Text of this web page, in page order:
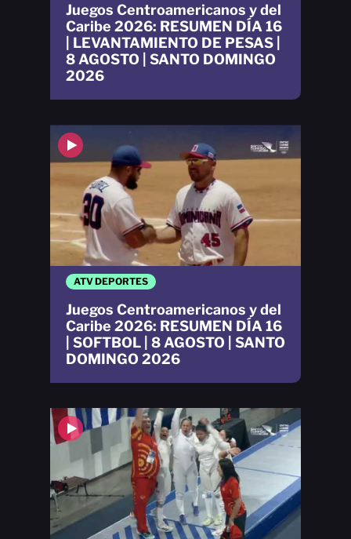
ATV DEPORTES
Juegos Centroamericanos y del
Caribe 2026: RESUMEN DÍA 16
| SOFTBOL | 8 AGOSTO | SANTO
DOMINGO 2026
Juegos Centroamericanos y del
Caribe 2026: RESUMEN DÍA 16
| LEVANTAMIENTO DE PESAS |
8 AGOSTO | SANTO DOMINGO
2026